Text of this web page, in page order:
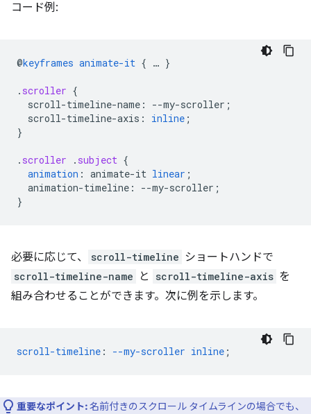
コード例:
@keyframes animate-it { … }
. scroller {
scroll-timeline-name : --my-scroller ;
scroll-timeline-axis : inline ;
}
. scroller . subject {
animation : animate-it linear ;
animation-timeline : --my-scroller ;
}
必要に応じて、 scroll-timeline ショートハンドで
scroll-timeline-name と scroll-timeline-axis を
組み合わせることができます。次に例を示します。
scroll-timeline : --my-scroller inline ;
重要なポイント:名前付きのスクロール タイムラインの場合でも、